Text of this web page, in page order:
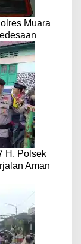
Muara
H, Polsek
Aman